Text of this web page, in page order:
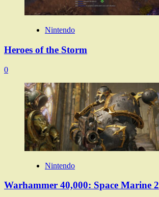
Nintendo
Heroes of the Storm
0
Nintendo
Warhammer 40,000: Space Marine 2